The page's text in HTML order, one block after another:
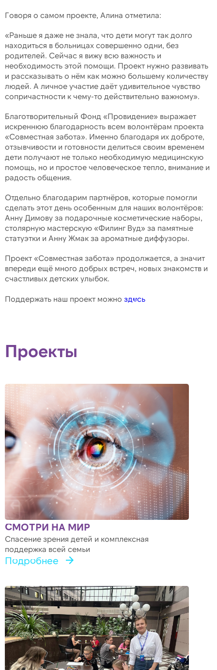
Говоря о самом проекте, Алина отметила:
«Раньше я даже не знала, что дети могут так долго
находиться в больницах совершенно одни, без
родителей. Сейчас я вижу всю важность и
необходимость этой помощи. Проект нужно развивать
и рассказывать о нём как можно большему количеству
людей. А личное участие даёт удивительное чувство
сопричастности к чему-то действительно важному».
Благотворительный Фонд «Провидение» выражает
искреннюю благодарность всем волонтёрам проекта
«Совместная забота». Именно благодаря их доброте,
отзывчивости и готовности делиться своим временем
дети получают не только необходимую медицинскую
помощь, но и простое человеческое тепло, внимание и
радость общения.
Отдельно благодарим партнёров, которые помогли
сделать этот день особенным для наших волонтёров:
Анну Димову за подарочные косметические наборы,
столярную мастерскую «Филинг Вуд» за памятные
статуэтки и Анну Жмак за ароматные диффузоры.
Проект «Совместная забота» продолжается, а значит
впереди ещё много добрых встреч, новых знакомств и
счастливых детских улыбок.
Поддержать наш проект можно здесь
Проекты
СМОТРИ НА МИР
Спасение зрения детей и комплексная
поддержка всей семьи
Подробнее